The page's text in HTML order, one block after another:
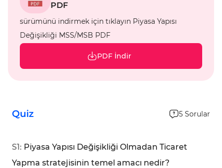
PDF
sürümünü indirmek için tıklayın Piyasa Yapısı
Değişikliği MSS/MSB PDF
PDF İndir
Quiz 5 Sorular
S1: Piyasa Yapısı Değişikliği Olmadan Ticaret
Yapma stratejisinin temel amacı nedir?